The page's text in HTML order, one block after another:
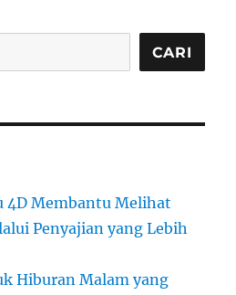
CARI
4D Membantu Melihat
Penyajian yang Lebih
Hiburan Malam yang